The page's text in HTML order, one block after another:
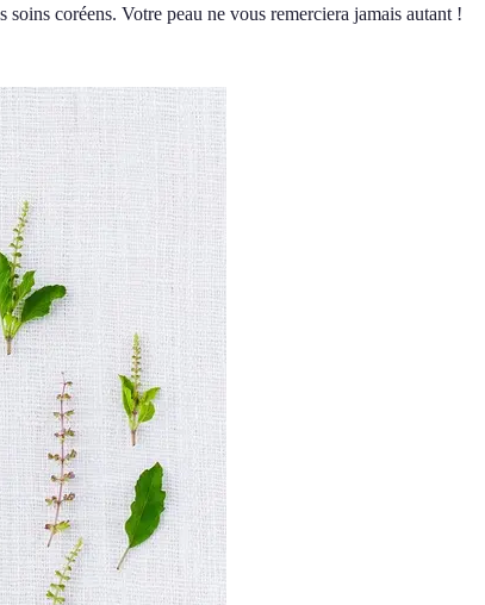
coréens. Votre peau ne vous remerciera jamais autant !